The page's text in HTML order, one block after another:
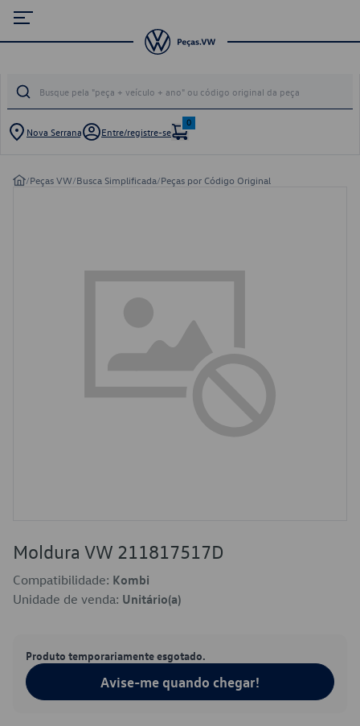
Nova Serrana Entre/registre-se
0
/Peças VW/Busca Simplificada/Peças por Código Original
Moldura VW 211817517D
Compatibilidade: Kombi
Unidade de venda: Unitário(a)
Produto temporariamente esgotado.
Avise-me quando chegar!